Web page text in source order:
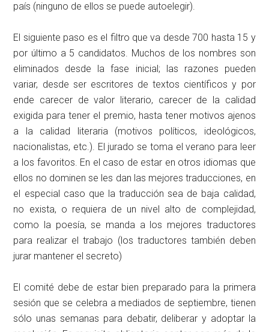
país (ninguno de ellos se puede autoelegir).
El siguiente paso es el filtro que va desde 700 hasta 15 y
por último a 5 candidatos. Muchos de los nombres son
eliminados desde la fase inicial; las razones pueden
variar, desde ser escritores de textos científicos y por
ende carecer de valor literario, carecer de la calidad
exigida para tener el premio, hasta tener motivos ajenos
a la calidad literaria (motivos políticos, ideológicos,
nacionalistas, etc.). El jurado se toma el verano para leer
a los favoritos. En el caso de estar en otros idiomas que
ellos no dominen se les dan las mejores traducciones, en
el especial caso que la traducción sea de baja calidad,
no exista, o requiera de un nivel alto de complejidad,
como la poesía, se manda a los mejores traductores
para realizar el trabajo (los traductores también deben
jurar mantener el secreto)
El comité debe de estar bien preparado para la primera
sesión que se celebra a mediados de septiembre, tienen
sólo unas semanas para debatir, deliberar y adoptar la